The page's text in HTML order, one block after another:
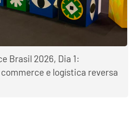
Brasil 2026, Dia 1:
e logística reversa